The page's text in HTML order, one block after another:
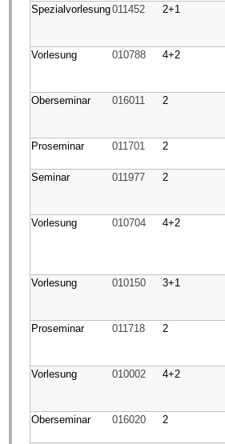
Spezialvorlesung011452 2+1
Vorlesung
010788 4+2
Oberseminar
016011 2
Proseminar
011701 2
Seminar
011977 2
Vorlesung
010704 4+2
Vorlesung
010150 3+1
Proseminar
011718 2
Vorlesung
010002 4+2
Oberseminar
016020 2